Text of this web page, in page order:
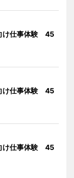
け仕事体験 45
け仕事体験 45
け仕事体験 45